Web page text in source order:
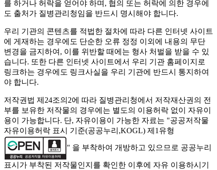
를 하거나 허락을 얻어야 하며, 협의 또는 허락에 의한 경우에
도 출처가 질병관리청임을 반드시 명시해야 합니다.
우리 기관의 콘텐츠를 적법한 절차에 따라 다른 인터넷 사이트
에 게재하는 경우에도 단순한 오류 정정 이외에 내용의 무단
변경을 금지하여, 이를 위반할 때에는 형사 처벌을 받을 수 있
습니다. 또한 다른 인터넷 사이트에서 우리 기관 홈페이지로
링크하는 경우에도 링크사실을 우리 기관에 반드시 통지하여
야 합니다.
저작권법 제24조의2에 따라 질병관리청에서 저작재산권의 전
부를 보유한 저작물의 경우에는 별도의 이용허락 없이 자유이
용이 가능합니다. 단, 자유이용이 가능한 자료는 "공공저작물
자유이용허락 표시 기준(공공누리,KOGL) 제1유형
" 을 부착하여 개방하고 있으므로 공공누리
표시가 부착된 저작물인지를 확인한 이후에 자유 이용하시기